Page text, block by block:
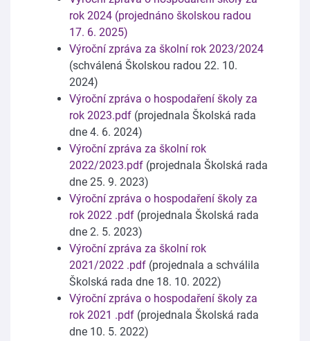
rok 2024 (projednáno školskou radou
17. 6. 2025)
Výroční zpráva za školní rok 2023/2024
(schválená Školskou radou 22. 10.
2024)
Výroční zpráva o hospodaření školy za
rok 2023.pdf (projednala Školská rada
dne 4. 6. 2024)
Výroční zpráva za školní rok
2022/2023.pdf (projednala Školská rada
dne 25. 9. 2023)
Výroční zpráva o hospodaření školy za
rok 2022 .pdf (projednala Školská rada
dne 2. 5. 2023)
Výroční zpráva za školní rok
2021/2022 .pdf (projednala a schválila
Školská rada dne 18. 10. 2022)
Výroční zpráva o hospodaření školy za
rok 2021 .pdf (projednala Školská rada
dne 10. 5. 2022)